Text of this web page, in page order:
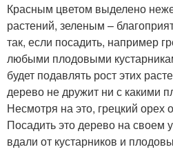
Красным цветом выделено
растений, зеленым –
так, если посадить, например
любыми плодовыми
будет подавлять рост этих
дерево не дружит ни с какими
Несмотря на это, грецкий орех
Посадить это дерево на своем
вдали от кустарников и